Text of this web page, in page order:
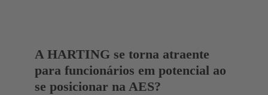
A HARTING se torna atraente
para funcionários em potencial ao
se posicionar na AES?